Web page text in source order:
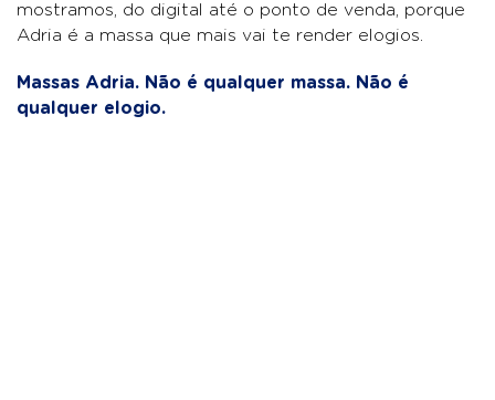
mostramos, do digital até o ponto de venda, porque
Adria é a massa que mais vai te render elogios.
Massas Adria. Não é qualquer massa. Não é
qualquer elogio.